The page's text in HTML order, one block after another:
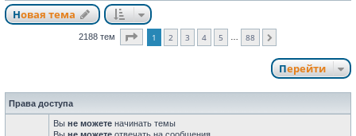
Новая тема
2188 тем Страница из
1 2 3 4 5 88
Перейти
Права доступа
Вы не можете начинать темы
Вы не можете отвечать на сообщения